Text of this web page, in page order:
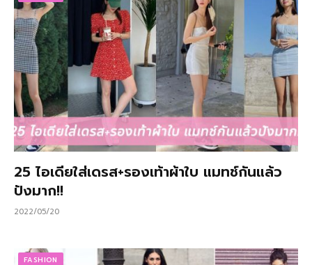
25 ไอเดียใส่เดรส+รองเท้าผ้าใบ แมทช์กันแล้ว
ปังมาก!!
2022/05/20
FASHION